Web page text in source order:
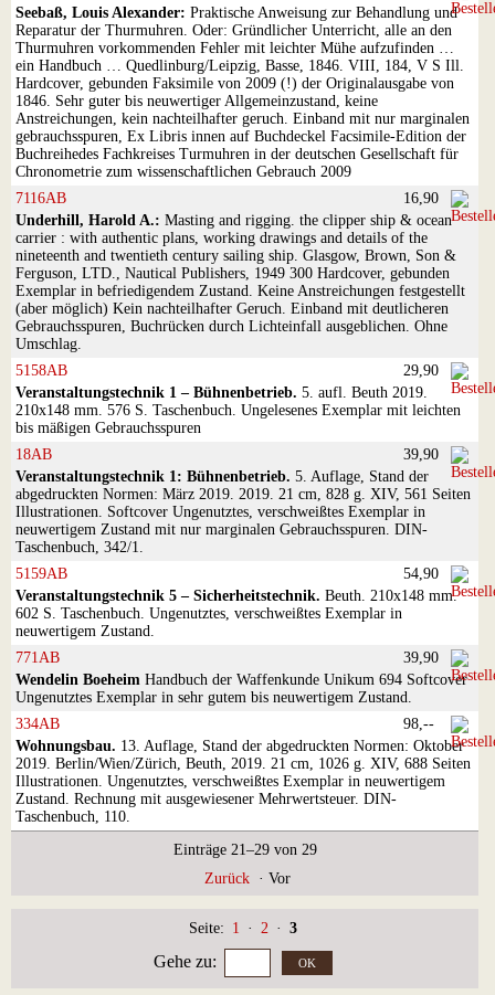
Seebaß, Louis Alexander: Praktische Anweisung zur Behandlung und
Reparatur der Thurmuhren. Oder: Gründlicher Unterricht, alle an den
Thurmuhren vorkommenden Fehler mit leichter Mühe aufzufinden …
ein Handbuch … Quedlinburg/Leipzig, Basse, 1846. VIII, 184, V S Ill.
Hardcover, gebunden Faksimile von 2009 (!) der Originalausgabe von
1846. Sehr guter bis neuwertiger Allgemeinzustand, keine
Anstreichungen, kein nachteilhafter geruch. Einband mit nur marginalen
gebrauchsspuren, Ex Libris innen auf Buchdeckel Facsimile-Edition der
Buchreihedes Fachkreises Turmuhren in der deutschen Gesellschaft für
Chronometrie zum wissenschaftlichen Gebrauch 2009
7116AB
Underhill, Harold A.: Masting and rigging. the clipper ship & ocean
carrier : with authentic plans, working drawings and details of the
nineteenth and twentieth century sailing ship. Glasgow, Brown, Son &
Ferguson, LTD., Nautical Publishers, 1949 300 Hardcover, gebunden
Exemplar in befriedigendem Zustand. Keine Anstreichungen festgestellt
(aber möglich) Kein nachteilhafter Geruch. Einband mit deutlicheren
Gebrauchsspuren, Buchrücken durch Lichteinfall ausgeblichen. Ohne
Umschlag.
16,90
5158AB
Veranstaltungstechnik 1 – Bühnenbetrieb. 5. aufl. Beuth 2019.
210x148 mm. 576 S. Taschenbuch. Ungelesenes Exemplar mit leichten
bis mäßigen Gebrauchsspuren
29,90
18AB
Veranstaltungstechnik 1: Bühnenbetrieb. 5. Auflage, Stand der
abgedruckten Normen: März 2019. 2019. 21 cm, 828 g. XIV, 561 Seiten
Illustrationen. Softcover Ungenutztes, verschweißtes Exemplar in
neuwertigem Zustand mit nur marginalen Gebrauchsspuren. DIN-
Taschenbuch, 342/1.
39,90
5159AB
Veranstaltungstechnik 5 – Sicherheitstechnik. Beuth. 210x148 mm.
602 S. Taschenbuch. Ungenutztes, verschweißtes Exemplar in
neuwertigem Zustand.
54,90
771AB
Wendelin Boeheim Handbuch der Waffenkunde Unikum 694 Softcover
Ungenutztes Exemplar in sehr gutem bis neuwertigem Zustand.
39,90
334AB
Wohnungsbau. 13. Auflage, Stand der abgedruckten Normen: Oktober
2019. Berlin/Wien/Zürich, Beuth, 2019. 21 cm, 1026 g. XIV, 688 Seiten
Illustrationen. Ungenutztes, verschweißtes Exemplar in neuwertigem
Zustand. Rechnung mit ausgewiesener Mehrwertsteuer. DIN-
Taschenbuch, 110.
98,--
Einträge 21–29 von 29
Zurück
· Vor
Seite: 1 · 2 · 3
Gehe zu: